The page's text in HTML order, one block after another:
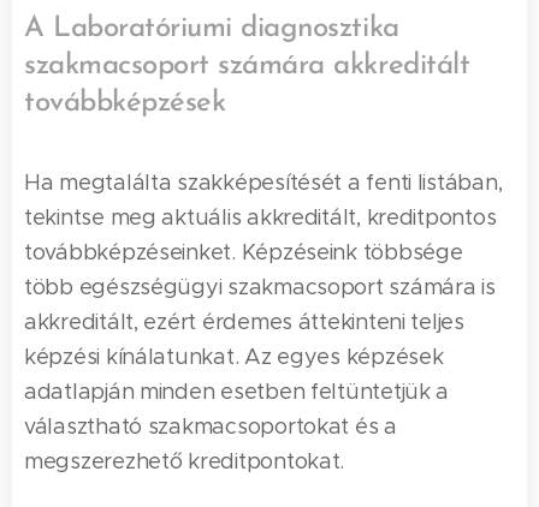
A Laboratóriumi diagnosztika
szakmacsoport számára akkreditált
továbbképzések
Ha megtalálta szakképesítését a fenti listában,
tekintse meg aktuális akkreditált, kreditpontos
továbbképzéseinket. Képzéseink többsége
több egészségügyi szakmacsoport számára is
akkreditált, ezért érdemes áttekinteni teljes
képzési kínálatunkat. Az egyes képzések
adatlapján minden esetben feltüntetjük a
választható szakmacsoportokat és a
megszerezhető kreditpontokat.